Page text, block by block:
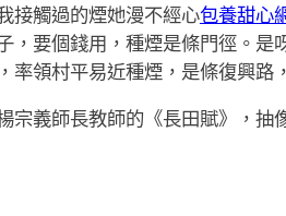
觸過的煙她漫不經心包養甜心
，要個錢用，種煙是條門徑。
率領村平易近種煙，是條復興路
義師長教師的《長田賦》，抽